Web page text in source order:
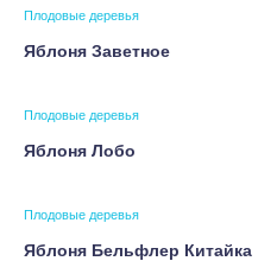
Плодовые деревья
Яблоня Заветное
Плодовые деревья
Яблоня Лобо
Плодовые деревья
Яблоня Бельфлер Китайка